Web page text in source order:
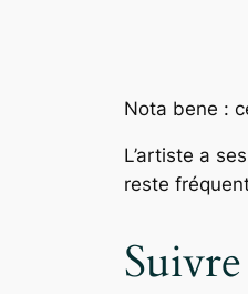
Nota bene :
L’artiste a
reste